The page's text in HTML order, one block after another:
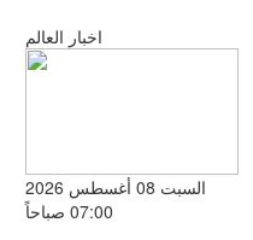
اخبار العالم
السبت 08 أغسطس 2026
07:00 صباحاً